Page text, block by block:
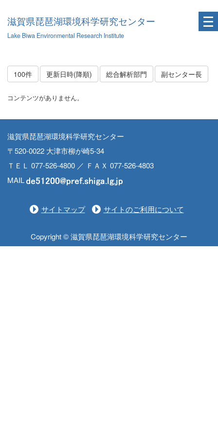
滋賀県琵琶湖環境科学研究センター
Lake Biwa Environmental Research Institute
100件 更新日時(降順) 総合解析部門 副センター長
コンテンツがありません。
滋賀県琵琶湖環境科学研究センター
〒520-0022 大津市柳が崎5-34
ＴＥＬ 077-526-4800 ／ ＦＡＸ 077-526-4803
MAIL
サイトマップ サイトのご利用について
Copyright © 滋賀県琵琶湖環境科学研究センター